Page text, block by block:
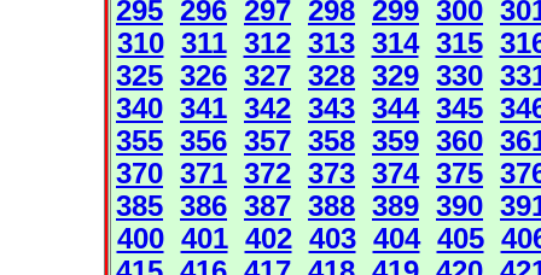
295 296 297 298 299 300
310 311 312 313 314 315
325 326 327 328 329 330
340 341 342 343 344 345
355 356 357 358 359 360
370 371 372 373 374 375
385 386 387 388 389 390
400 401 402 403 404 405